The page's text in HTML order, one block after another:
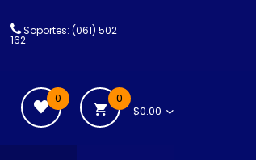
Soportes: (061) 502
162
0
$0.00
0